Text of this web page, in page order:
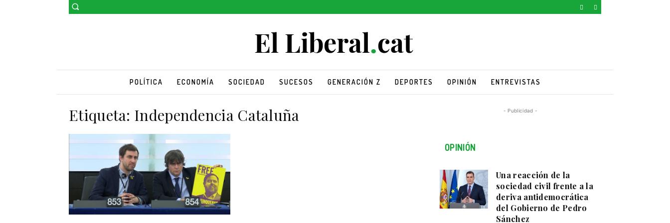
POLÍTICA ECONOMÍA SOCIEDAD SUCESOS GENERACIÓN Z DEPORTES OPINIÓN ENTREVISTAS
Etiqueta: Independencia Cataluña - Publicidad -
OPINIÓN
Una reacción de la
sociedad civil frente a la
deriva antidemocrática
del Gobierno de Pedro
Sánchez